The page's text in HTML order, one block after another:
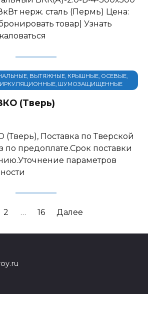
нерж. сталь (Пермь) Цена:
товар| Узнать
ВЫТЯЖНЫЕ, КРЫШНЫЕ, ОСЕВЫЕ,
ШУМОЗАЩИЩЕННЫЕ
(Тверь)
(Тверь), Поставка по Тверской
по предоплате.Срок поставки
параметров
2 … 16 Далее